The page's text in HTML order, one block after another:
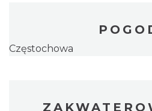
Częstochowa